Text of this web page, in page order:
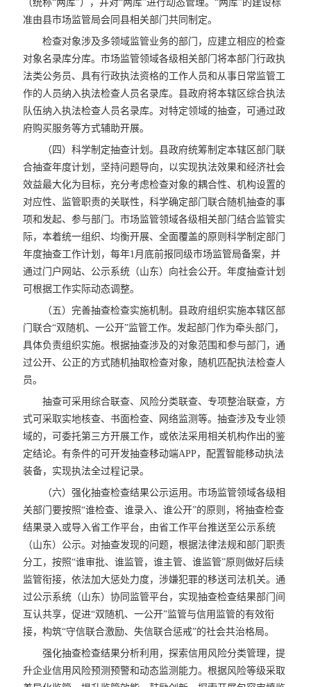
（统称“两库”），并对“两库”进行动态管理。“两库”的建设标
准由县市场监管局会同县相关部门共同制定。
检查对象涉及多领域监管业务的部门，应建立相应的检查
对象名录库分库。市场监管领域各级相关部门将本部门行政执
法类公务员、具有行政执法资格的工作人员和从事日常监管工
作的人员纳入执法检查人员名录库。县政府将本辖区综合执法
队伍纳入执法检查人员名录库。对特定领域的抽查，可通过政
府购买服务等方式辅助开展。
（四）科学制定抽查计划。县政府统筹制定本辖区部门联
合抽查年度计划，坚持问题导向，以实现执法效果和经济社会
效益最大化为目标，充分考虑检查对象的耦合性、机构设置的
对应性、监管职责的关联性，科学确定部门联合随机抽查的事
项和发起、参与部门。市场监管领域各级相关部门结合监管实
际，本着统一组织、均衡开展、全面覆盖的原则科学制定部门
年度抽查工作计划，每年1月底前报同级市场监管局备案，并
通过门户网站、公示系统（山东）向社会公开。年度抽查计划
可根据工作实际动态调整。
（五）完善抽查检查实施机制。县政府组织实施本辖区部
门联合“双随机、一公开”监管工作。发起部门作为牵头部门，
具体负责组织实施。根据抽查涉及的对象范围和参与部门，通
过公开、公正的方式随机抽取检查对象，随机匹配执法检查人
员。
抽查可采用综合联查、风险分类联查、专项整治联查，方
式可采取实地核查、书面检查、网络监测等。抽查涉及专业领
域的，可委托第三方开展工作，或依法采用相关机构作出的鉴
定结论。有条件的可开发抽查移动端APP，配置智能移动执法
装备，实现执法全过程记录。
（六）强化抽查检查结果公示运用。市场监管领域各级相
关部门要按照“谁检查、谁录入、谁公开”的原则，将抽查检查
结果录入或导入省工作平台，由省工作平台推送至公示系统
（山东）公示。对抽查发现的问题，根据法律法规和部门职责
分工，按照“谁审批、谁监管，谁主管、谁监管”原则做好后续
监管衔接，依法加大惩处力度，涉嫌犯罪的移送司法机关。通
过公示系统（山东）协同监管平台，实现抽查检查结果部门间
互认共享，促进“双随机、一公开”监管与信用监管的有效衔
接，构筑“守信联合激励、失信联合惩戒”的社会共治格局。
强化抽查检查结果分析利用，探索信用风险分类管理，提
升企业信用风险预测预警和动态监测能力。根据风险等级采取